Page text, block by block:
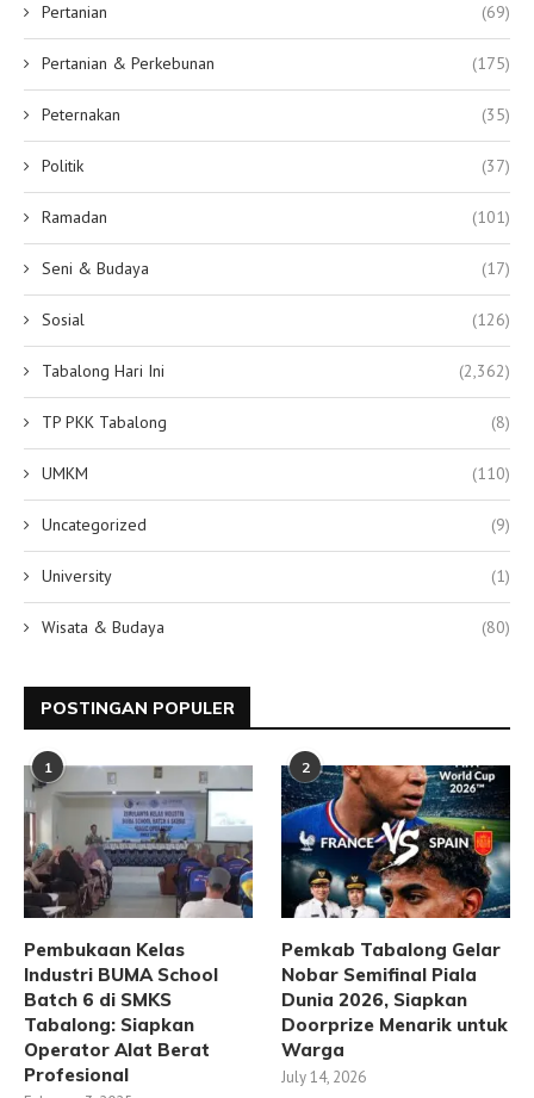
Pertanian (69)
Pertanian & Perkebunan (175)
Peternakan (35)
Politik (37)
Ramadan (101)
Seni & Budaya (17)
Sosial (126)
Tabalong Hari Ini (2,362)
TP PKK Tabalong (8)
UMKM (110)
Uncategorized (9)
University (1)
Wisata & Budaya (80)
POSTINGAN POPULER
1
Pembukaan Kelas
Industri BUMA School
Batch 6 di SMKS
Tabalong: Siapkan
Operator Alat Berat
Profesional
2
Pemkab Tabalong Gelar
Nobar Semifinal Piala
Dunia 2026, Siapkan
Doorprize Menarik untuk
Warga
July 14, 2026